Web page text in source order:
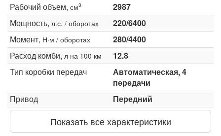
Рабочий объем, см3
2987
Мощность, л.с. / оборотах
220/6400
Момент, Н·м / оборотах
280/4400
Расход комби, л на 100 км
12.8
Тип коробки передач
Автоматическая, 4
передачи
Привод
Передний
Показать все характеристики